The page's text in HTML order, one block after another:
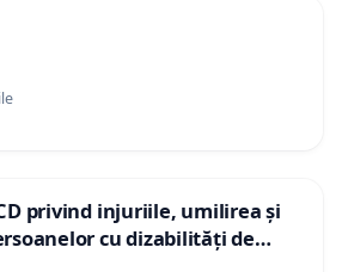
privind injuriile, umilirea și
cu dizabilități de
„Gorici”